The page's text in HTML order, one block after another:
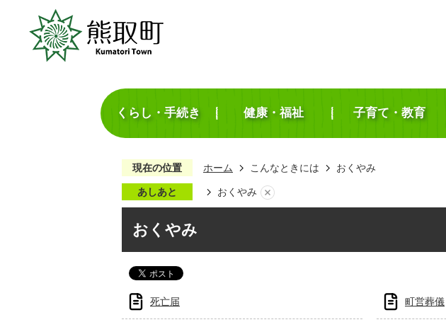
くらし・手続き 健康・福祉 子育て・教育
現在の位置 ホーム こんなときには おくやみ
あしあと おくやみ
おくやみ
死亡届 町営葬儀